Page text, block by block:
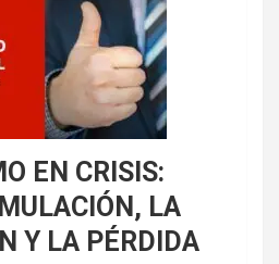
EN CRISIS:
LA
Y LA PÉRDIDA